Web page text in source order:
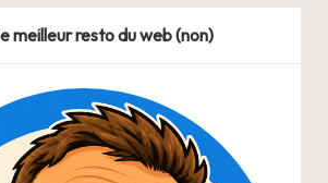
meilleur resto du web (non)